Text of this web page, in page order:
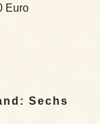
Euro
Sechs